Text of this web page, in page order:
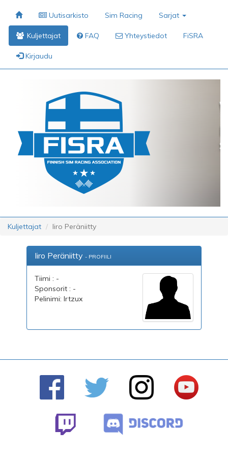
Uutisarkisto Sim Racing Sarjat
Kuljettajat FAQ Yhteystiedot FiSRA
Kirjaudu
Kuljettajat Iiro Peräniitty
Iiro Peräniitty- PROFIILI
Tiimi : -
Sponsorit : -
Pelinimi: Irtzux